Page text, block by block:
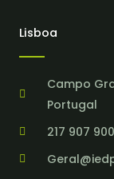
Lisboa
Campo
Portugal
217 907